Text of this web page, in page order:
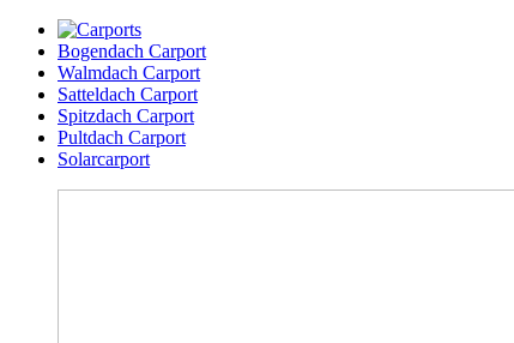
Bogendach Carport
Walmdach Carport
Satteldach Carport
Spitzdach Carport
Pultdach Carport
Solarcarport